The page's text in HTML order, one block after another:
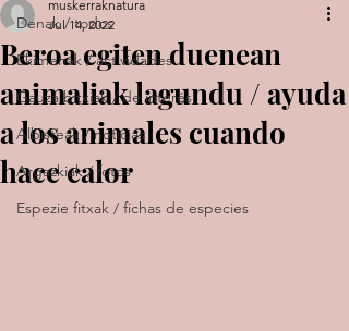
Denak / todos
Ekimenak / actividades
Gauza bitxiak / de interés
Albisteak / noticias
Argazkiak / fotos
Espezie fitxak / fichas de especies
Beroa egiten duenean
animaliak lagundu / ayuda
a los animales cuando
hace calor
muskerraknatura
Jul 14, 2022